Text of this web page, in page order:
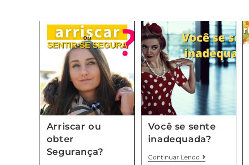
Arriscar ou
obter
Segurança?
Você se sente
inadequada?
Continuar Lendo